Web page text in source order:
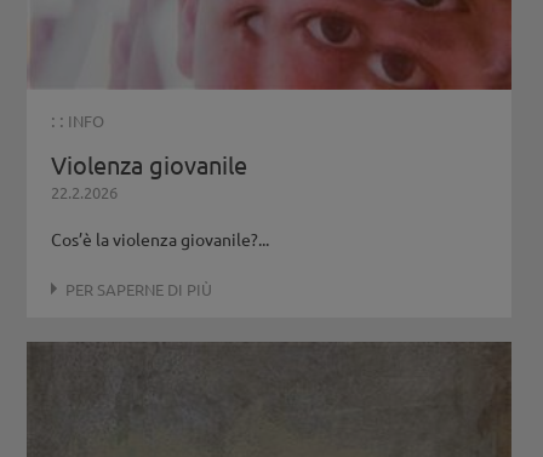
: : INFO
Violenza giovanile
22.2.2026
Cos’è la violenza giovanile?...
PER SAPERNE DI PIÙ